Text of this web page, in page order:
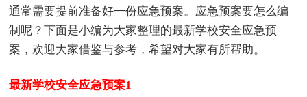
通常需要提前准备好一份应急预案。应急预案要怎么编
制呢？下面是小编为大家整理的最新学校安全应急预
案，欢迎大家借鉴与参考，希望对大家有所帮助。
最新学校安全应急预案1